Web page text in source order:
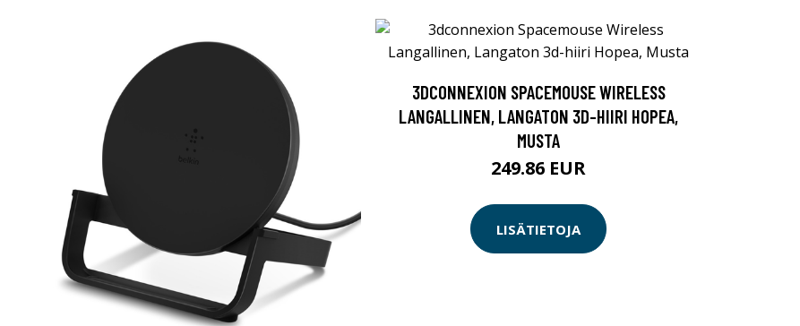
3DCONNEXION SPACEMOUSE WIRELESS
LANGALLINEN, LANGATON 3D-HIIRI HOPEA,
MUSTA
249.86 EUR
LISÄTIETOJA